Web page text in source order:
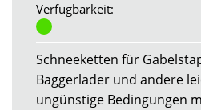
Verfügbarkeit:
Schneeketten für
Baggerlader und andere
ungünstige Bedingungen